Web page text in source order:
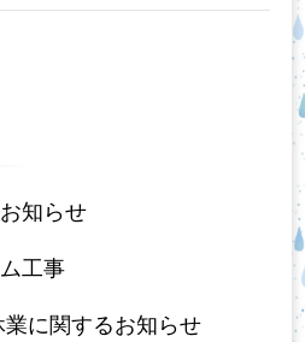
知らせ
工事
業に関するお知らせ